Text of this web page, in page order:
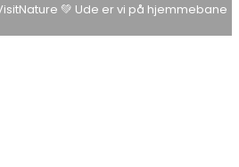
💚 Ude er vi på hjemmebane